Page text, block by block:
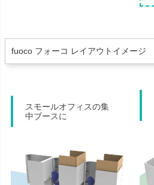
fuoco フォーコ レイアウトイメージ
スモールオフィスの集
中ブースに